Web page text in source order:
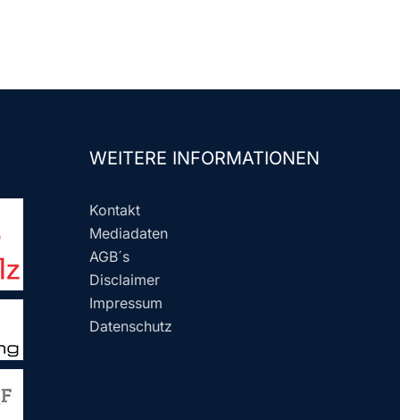
WEITERE INFORMATIONEN
Kontakt
Mediadaten
AGB´s
Disclaimer
Impressum
Datenschutz